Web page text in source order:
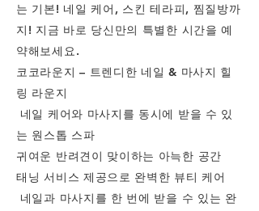
는 기본! 네일 케어, 스킨 테라피, 찜질방까
지! 지금 바로 당신만의 특별한 시간을 예
약해보세요.
코코라운지 – 트렌디한 네일 & 마사지 힐
링 라운지
네일 케어와 마사지를 동시에 받을 수 있
는 원스톱 스파
귀여운 반려견이 맞이하는 아늑한 공간
태닝 서비스 제공으로 완벽한 뷰티 케어
네일과 마사지를 한 번에 받을 수 있는 완